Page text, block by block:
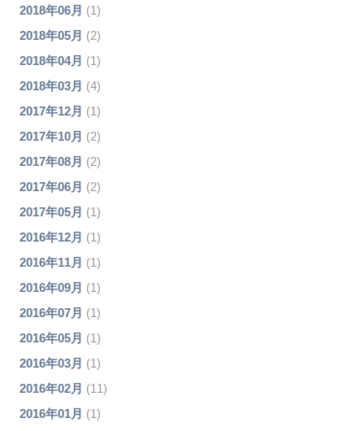
2018年06月 (1)
2018年05月 (2)
2018年04月 (1)
2018年03月 (4)
2017年12月 (1)
2017年10月 (2)
2017年08月 (2)
2017年06月 (2)
2017年05月 (1)
2016年12月 (1)
2016年11月 (1)
2016年09月 (1)
2016年07月 (1)
2016年05月 (1)
2016年03月 (1)
2016年02月 (11)
2016年01月 (1)